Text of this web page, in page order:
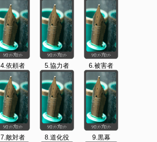
4.依頼者 5.協力者 6.被害者
7.敵対者 8.道化役 9.黒幕